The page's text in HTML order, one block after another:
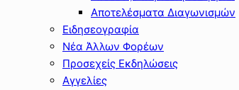
Αποτελέσματα Διαγωνισμών
Ειδησεογραφία
Νέα Άλλων Φορέων
Προσεχείς Εκδηλώσεις
Αγγελίες